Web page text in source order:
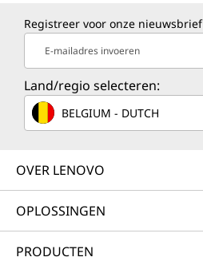
Registreer voor onze nieuwsbrief
E-mailadres invoeren
Land/regio selecteren:
BELGIUM - DUTCH
OVER LENOVO
OPLOSSINGEN
PRODUCTEN